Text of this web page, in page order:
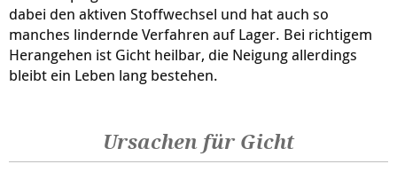
dabei den aktiven Stoffwechsel und hat auch so
manches lindernde Verfahren auf Lager. Bei richtigem
Herangehen ist Gicht heilbar, die Neigung allerdings
bleibt ein Leben lang bestehen.
Ursachen für Gicht